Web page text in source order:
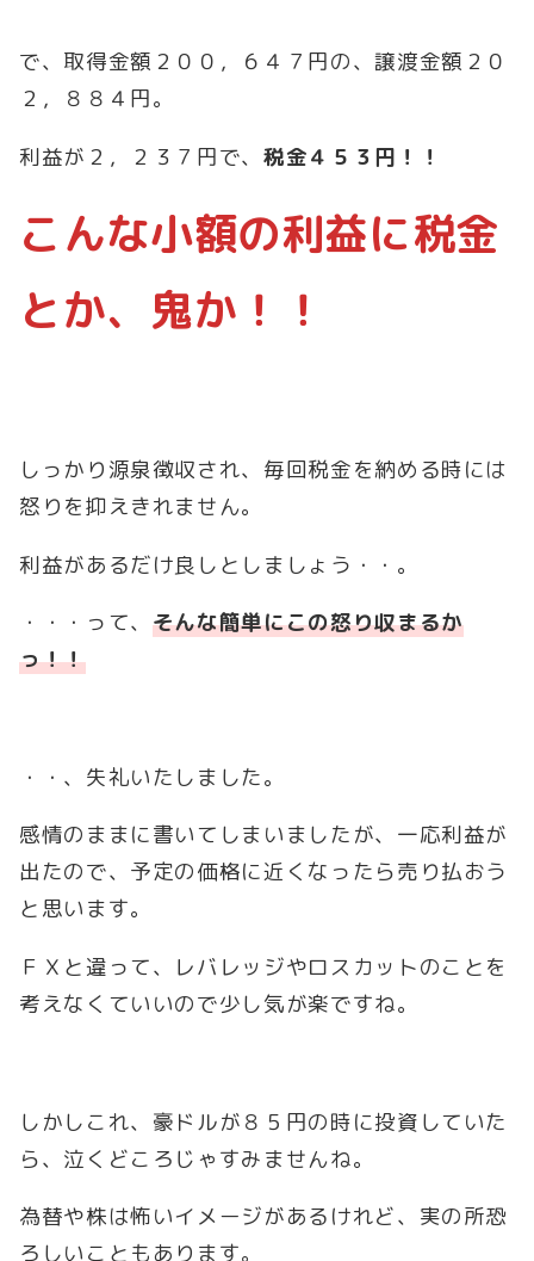
で、取得金額２００，６４７円の、譲渡金額２０
２，８８４円。
利益が２，２３７円で、税金４５３円！！
こんな小額の利益に税金
とか、鬼か！！
しっかり源泉徴収され、毎回税金を納める時には
怒りを抑えきれません。
利益があるだけ良しとしましょう・・。
・・・って、 そんな簡単にこの怒り収まるか
っ！！
・・、失礼いたしました。
感情のままに書いてしまいましたが、一応利益が
出たので、予定の価格に近くなったら売り払おう
と思います。
ＦＸと違って、レバレッジやロスカットのことを
考えなくていいので少し気が楽ですね。
しかしこれ、豪ドルが８５円の時に投資していた
ら、泣くどころじゃすみませんね。
為替や株は怖いイメージがあるけれど、実の所恐
ろしいこともあります。